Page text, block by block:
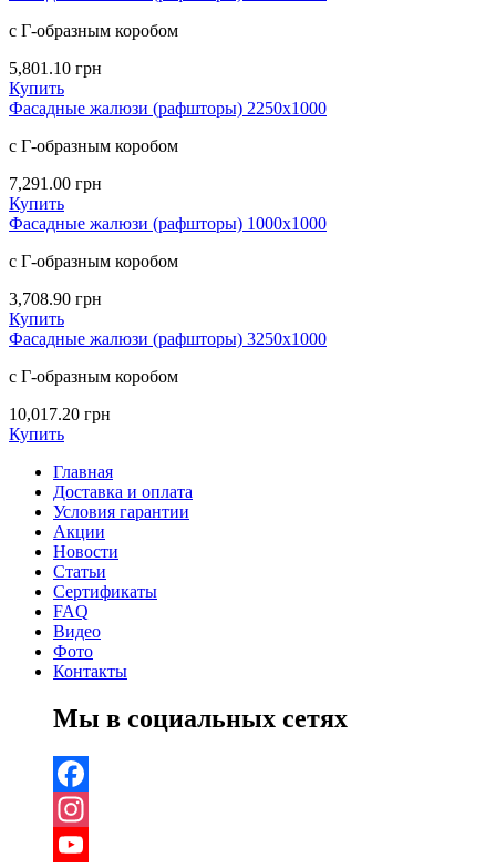
с Г-образным коробом
5,801.10 грн
Купить
Фасадные жалюзи (рафшторы) 2250х1000
с Г-образным коробом
7,291.00 грн
Купить
Фасадные жалюзи (рафшторы) 1000х1000
с Г-образным коробом
3,708.90 грн
Купить
Фасадные жалюзи (рафшторы) 3250х1000
с Г-образным коробом
10,017.20 грн
Купить
Главная
Доставка и оплата
Условия гарантии
Акции
Новости
Статьи
Сертификаты
FAQ
Видео
Фото
Контакты
Мы в социальных сетях
Facebook
Instagram